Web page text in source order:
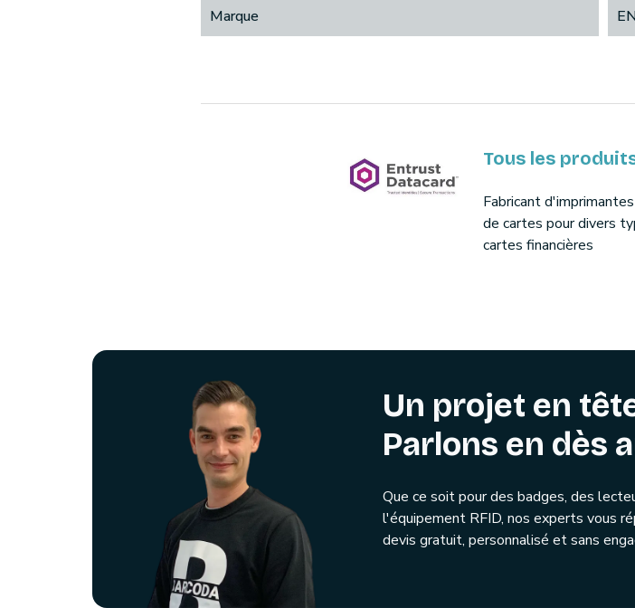
Marque
Tous les produits
Fabricant
de cartes pour divers
cartes financières
Un projet en
Parlons en dès
Que ce soit pour des badges, des
l'équipement RFID, nos experts vous
devis gratuit, personnalisé et sans